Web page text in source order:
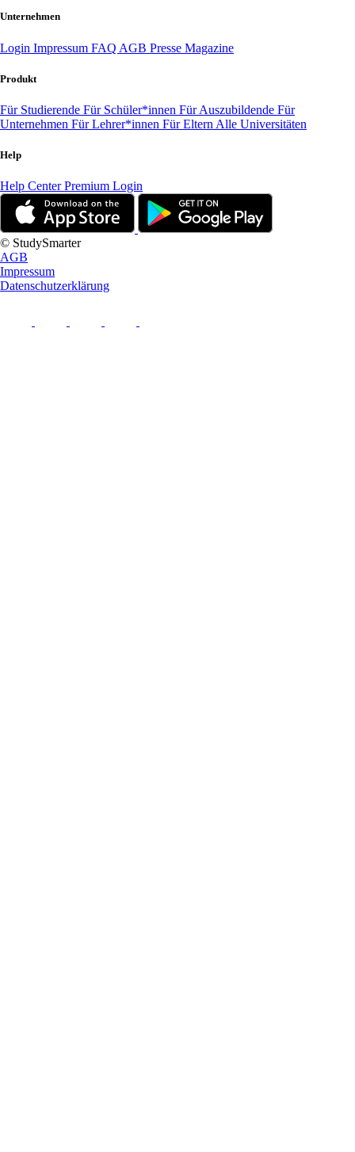
Unternehmen
Login Impressum FAQ AGB Presse Magazine
Produkt
Für Studierende Für Schüler*innen Für Auszubildende Für
Unternehmen Für Lehrer*innen Für Eltern Alle Universitäten
Help
Help CenterPremium Login
© StudySmarter
AGB
Impressum
Datenschutzerklärung